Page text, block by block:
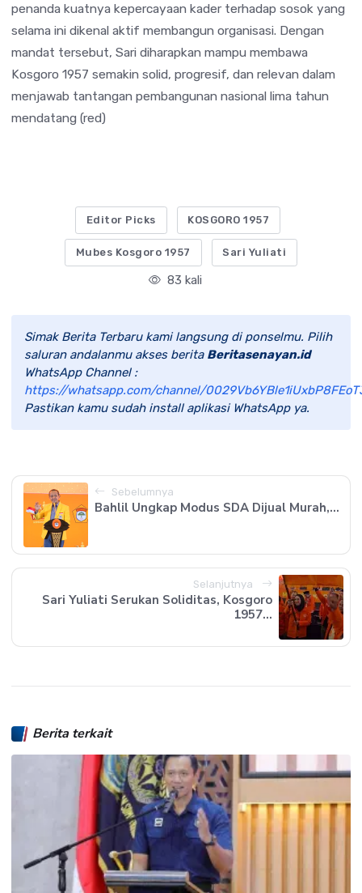
penanda kuatnya kepercayaan kader terhadap sosok yang
selama ini dikenal aktif membangun organisasi. Dengan
mandat tersebut, Sari diharapkan mampu membawa
Kosgoro 1957 semakin solid, progresif, dan relevan dalam
menjawab tantangan pembangunan nasional lima tahun
mendatang (red)
Editor Picks KOSGORO 1957
Mubes Kosgoro 1957 Sari Yuliati
83 kali
Simak Berita Terbaru kami langsung di ponselmu. Pilih
saluran andalanmu akses berita Beritasenayan.id
WhatsApp Channel :
https://whatsapp.com/channel/
Pastikan kamu sudah install aplikasi WhatsApp ya.
Sebelumnya
Bahlil Ungkap Modus SDA Dijual Murah,...
Selanjutnya
Sari Yuliati Serukan Soliditas, Kosgoro
1957...
Berita terkait